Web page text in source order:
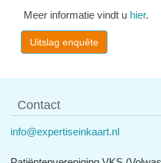
Meer informatie vindt u hier.
Uitslag enquête
Contact
info@expertiseinkaart.nl